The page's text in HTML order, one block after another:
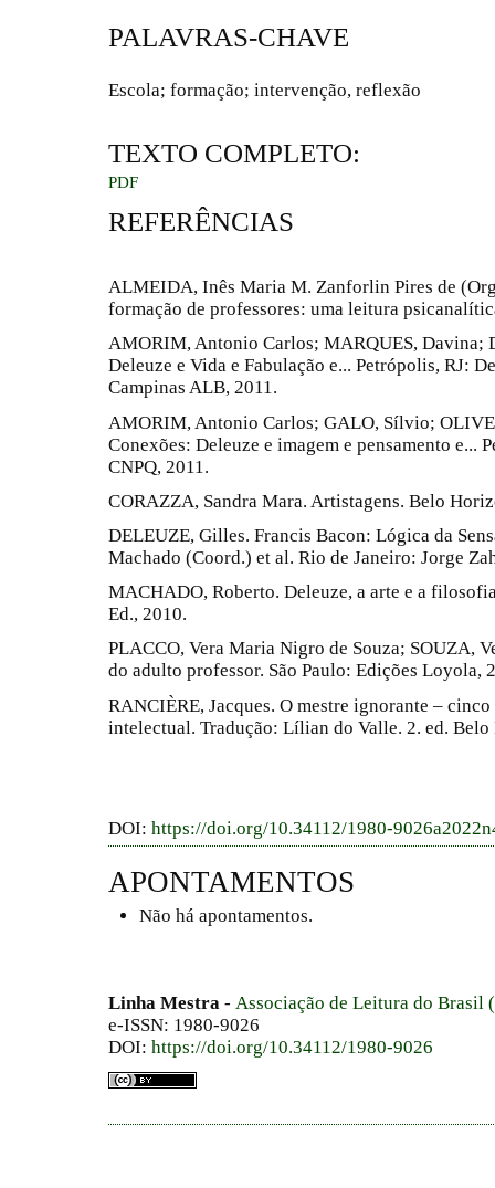
PALAVRAS-CHAVE
Escola; formação; intervenção, reflexão
TEXTO COMPLETO:
PDF
REFERÊNCIAS
ALMEIDA, Inês Maria M. Zanforlin Pires de
formação de professores: uma leitura
AMORIM, Antonio Carlos; MARQUES, Davina;
Deleuze e Vida e Fabulação e... Petrópolis, RJ:
Campinas ALB, 2011.
AMORIM, Antonio Carlos; GALO, Sílvio;
Conexões: Deleuze e imagem e pensamento e...
CNPQ, 2011.
CORAZZA, Sandra Mara. Artistagens. Belo
DELEUZE, Gilles. Francis Bacon: Lógica da
Machado (Coord.) et al. Rio de Janeiro: Jorge
MACHADO, Roberto. Deleuze, a arte e a
Ed., 2010.
PLACCO, Vera Maria Nigro de Souza; SOUZA,
do adulto professor. São Paulo: Edições Loyola,
RANCIÈRE, Jacques. O mestre ignorante –
intelectual. Tradução: Lílian do Valle. 2. ed.
DOI: https://doi.org/10.34112/1980-
APONTAMENTOS
Não há apontamentos.
Linha Mestra - Associação de Leitura do Brasil
e-ISSN: 1980-9026
DOI: https://doi.org/10.34112/1980-9026